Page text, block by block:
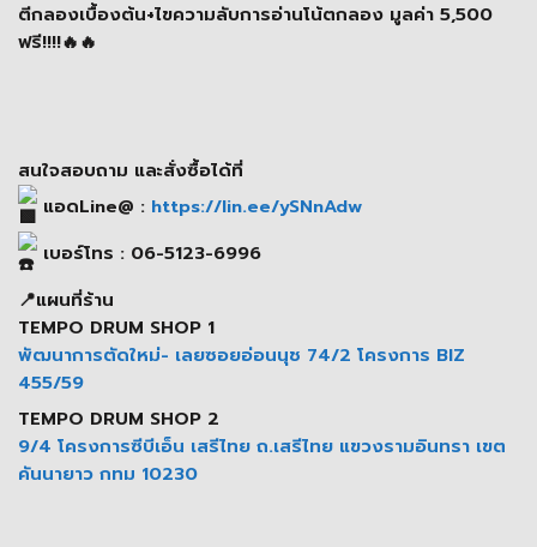
ตีกลองเบื้องต้น+ไขความลับการอ่านโน้ตกลอง มูลค่า 5,500
ฟรี!!!!🔥🔥
สนใจสอบถาม และสั่งซื้อได้ที่
แอดLine@ : https://lin.ee/ySNnAdw
เบอร์โทร : 06-5123-6996
📍แผนที่ร้าน
TEMPO DRUM SHOP 1
พัฒนาการตัดใหม่- เลยซอยอ่อนนุช 74/2 โครงการ BIZ
455/59
TEMPO DRUM SHOP 2
9/4 โครงการซีบีเอ็น เสรีไทย ถ.เสรีไทย แขวงรามอินทรา เขต
คันนายาว กทม 10230